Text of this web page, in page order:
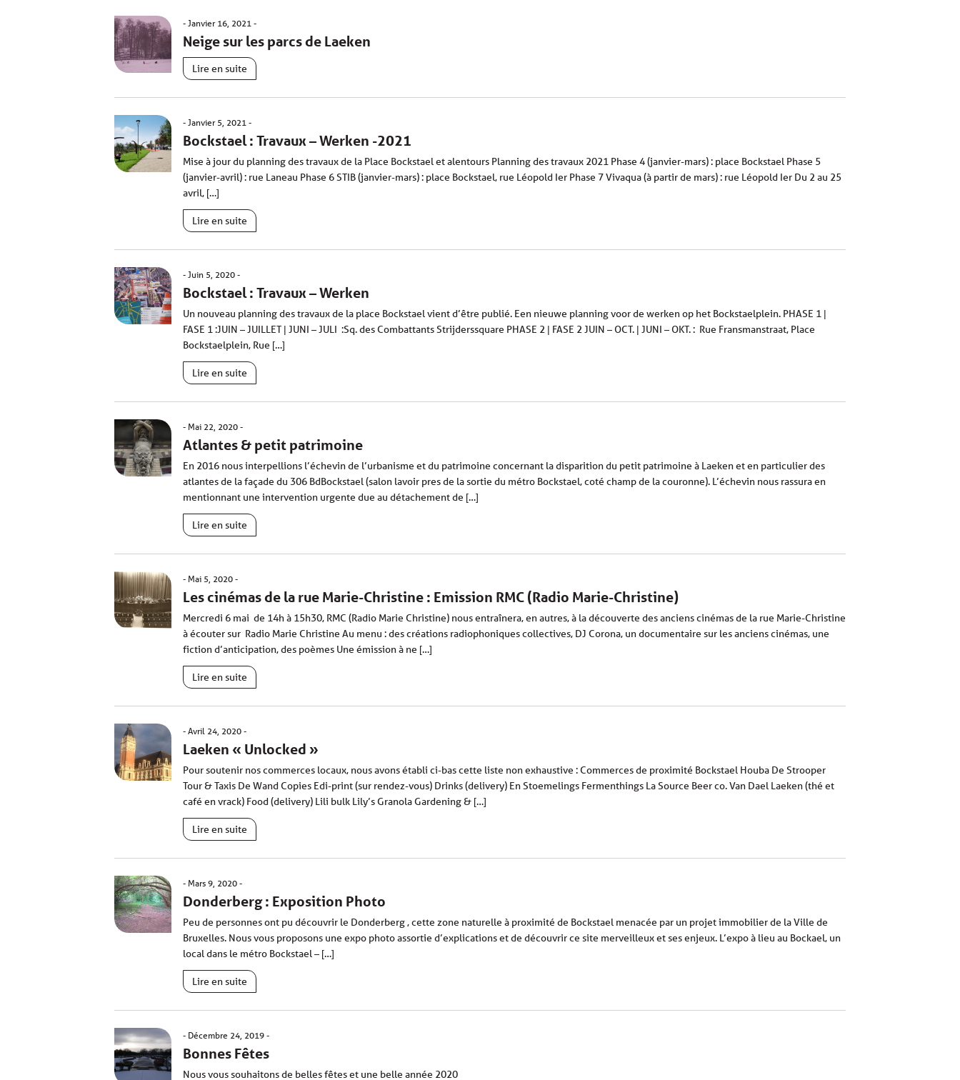
Janvier 16, 2021
Neige sur les parcs de Laeken
Lire en suite
Janvier 5, 2021
Bockstael : Travaux – Werken -2021
Mise à jour du planning des travaux de la Place Bockstael et alentours Planning des travaux 2021 Phase 4 (janvier-mars) : place Bockstael Phase 5
(janvier-avril) : rue Laneau Phase 6 STIB (janvier-mars) : place Bockstael, rue Léopold Ier Phase 7 Vivaqua (à partir de mars) : rue Léopold Ier Du 2 au 25
avril, […]
Lire en suite
Juin 5, 2020
Bockstael : Travaux – Werken
Un nouveau planning des travaux de la place Bockstael vient d’être publié. Een nieuwe planning voor de werken op het Bockstaelplein. PHASE 1 |
FASE 1 :JUIN – JUILLET | JUNI – JULI :Sq. des Combattants Strijderssquare PHASE 2 | FASE 2 JUIN – OCT. | JUNI – OKT. : Rue Fransmanstraat, Place
Bockstaelplein, Rue […]
Lire en suite
Mai 22, 2020
Atlantes & petit patrimoine
En 2016 nous interpellions l’échevin de l’urbanisme et du patrimoine concernant la disparition du petit patrimoine à Laeken et en particulier des
atlantes de la façade du 306 BdBockstael (salon lavoir pres de la sortie du métro Bockstael, coté champ de la couronne). L’échevin nous rassura en
mentionnant une intervention urgente due au détachement de […]
Lire en suite
Mai 5, 2020
Les cinémas de la rue Marie-Christine : Emission RMC (Radio Marie-Christine)
Mercredi 6 mai de 14h à 15h30, RMC (Radio Marie Christine) nous entraînera, en autres, à la découverte des anciens cinémas de la rue Marie-Christine
à écouter sur Radio Marie Christine Au menu : des créations radiophoniques collectives, DJ Corona, un documentaire sur les anciens cinémas, une
fiction d’anticipation, des poèmes Une émission à ne […]
Lire en suite
Avril 24, 2020
Laeken « Unlocked »
Pour soutenir nos commerces locaux, nous avons établi ci-bas cette liste non exhaustive : Commerces de proximité Bockstael Houba De Strooper
Tour & Taxis De Wand Copies Edi-print (sur rendez-vous) Drinks (delivery) En Stoemelings Fermenthings La Source Beer co. Van Dael Laeken (thé et
café en vrack) Food (delivery) Lili bulk Lily’s Granola Gardening & […]
Lire en suite
Mars 9, 2020
Donderberg : Exposition Photo
Peu de personnes ont pu découvrir le Donderberg , cette zone naturelle à proximité de Bockstael menacée par un projet immobilier de la Ville de
Bruxelles. Nous vous proposons une expo photo assortie d’explications et de découvrir ce site merveilleux et ses enjeux. L’expo à lieu au Bockael, un
local dans le métro Bockstael – […]
Lire en suite
Décembre 24, 2019
Bonnes Fêtes
Nous vous souhaitons de belles fêtes et une belle année 2020